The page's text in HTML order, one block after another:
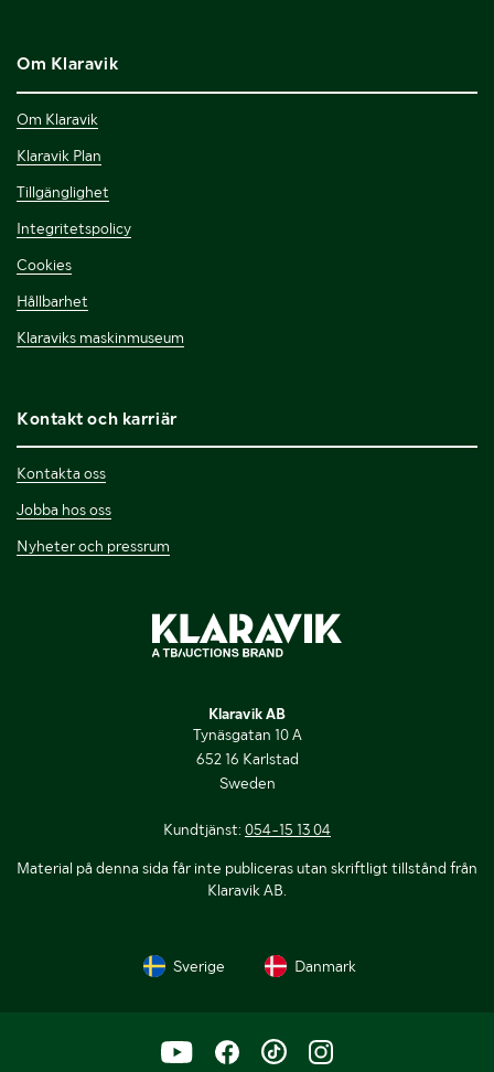
Om Klaravik
Om Klaravik
Klaravik Plan
Tillgänglighet
Integritetspolicy
Cookies
Hållbarhet
Klaraviks maskinmuseum
Kontakt och karriär
Kontakta oss
Jobba hos oss
Nyheter och pressrum
Klaravik AB
Tynäsgatan 10 A
652 16 Karlstad
Sweden
Kundtjänst: 054-15 13 04
Material på denna sida får inte publiceras utan skriftligt tillstånd från
Klaravik AB.
Sverige Danmark